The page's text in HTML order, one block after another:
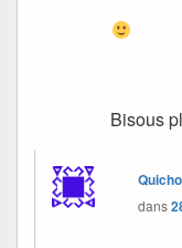
Bisous
dans